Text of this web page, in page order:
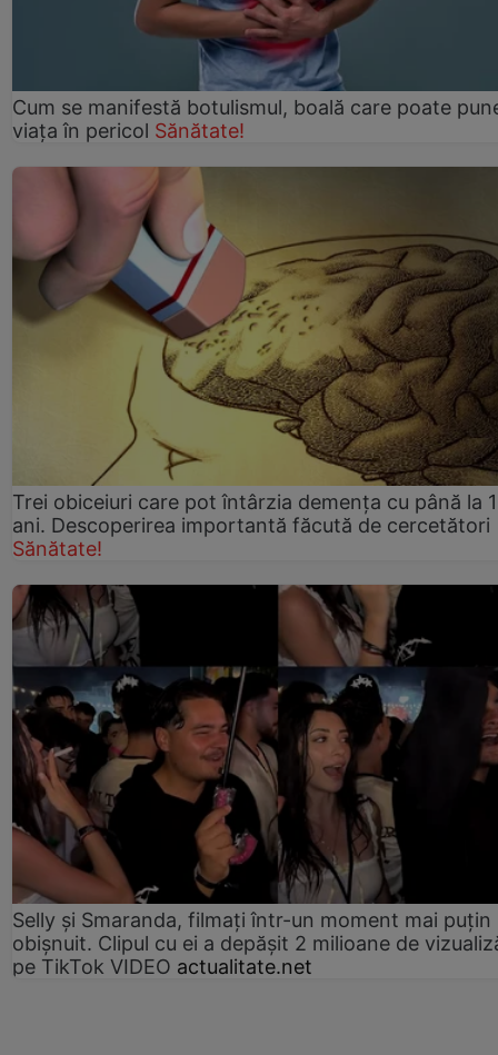
Cum se manifestă botulismul, boală care poate
viaţa în pericol Sănătate!
Trei obiceiuri care pot întârzia demența cu până la
ani. Descoperirea importantă făcută de cercetători
Sănătate!
Selly și Smaranda, filmați într-un moment mai puțin
obișnuit. Clipul cu ei a depășit 2 milioane de
pe TikTok VIDEO actualitate.net